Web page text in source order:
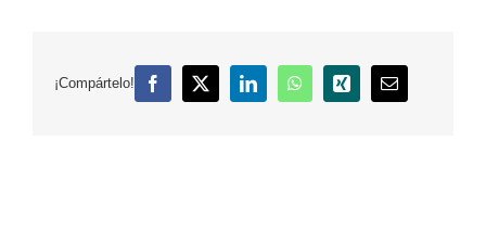
¡Compártelo! Facebook
X LinkedInWhatsApp
Xing
Correo
electrónico